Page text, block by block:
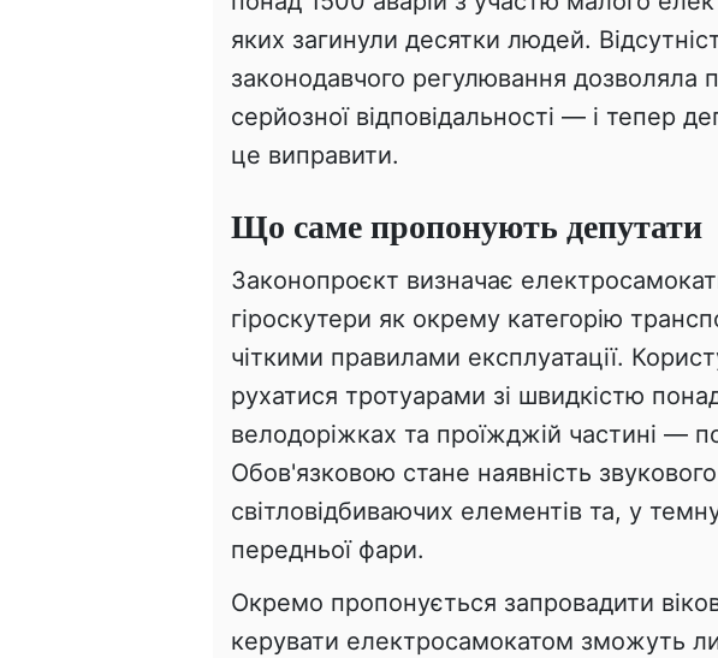
яких загинули десятки людей.
законодавчого регулювання дозволяла
серйозної відповідальності — і тепер
це виправити.
Що саме пропонують депутати
Законопроєкт визначає
гіроскутери як окрему категорію
чіткими правилами експлуатації.
рухатися тротуарами зі швидкістю
велодоріжках та проїжджій частині —
Обов'язковою стане наявність
світловідбиваючих елементів та, у
передньої фари.
Окремо пропонується запровадити
керувати електросамокатом зможуть